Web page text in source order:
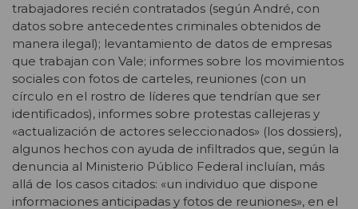
trabajadores recién contratados (según André, con
datos sobre antecedentes criminales obtenidos de
manera ilegal); levantamiento de datos de empresas
que trabajan con Vale; informes sobre los movimientos
sociales con fotos de carteles, reuniones (con un
círculo en el rostro de líderes que tendrían que ser
identificados), informes sobre protestas callejeras y
«actualización de actores seleccionados» (los dossiers),
algunos hechos con ayuda de infiltrados que, según la
denuncia al Ministerio Público Federal incluían, más
allá de los casos citados: «un individuo que dispone
informaciones anticipadas y fotos de reuniones», en el